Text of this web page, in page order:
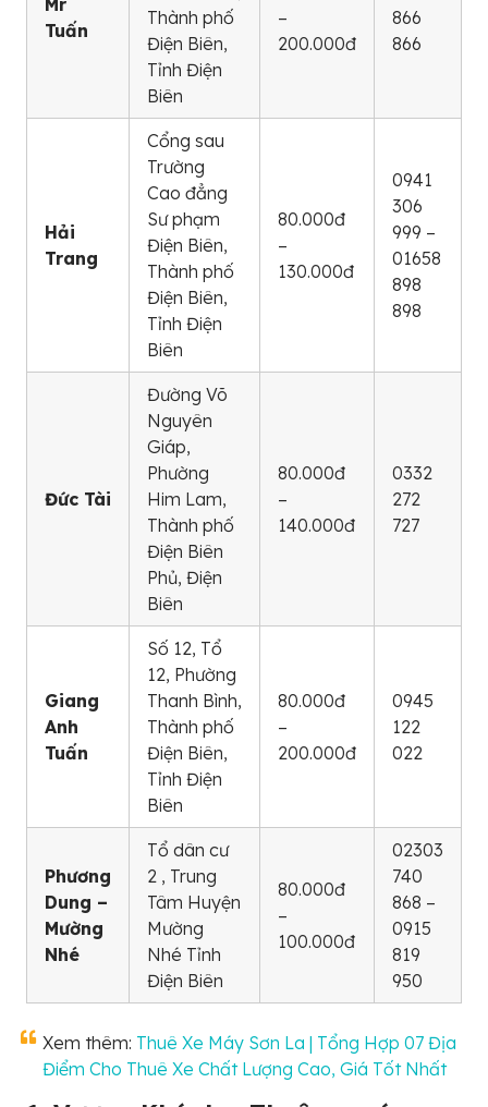
Tuấn
Thành phố
Điện Biên,
Tỉnh Điện
Biên
–
200.000đ
866
866
Hải
Trang
Cổng sau
Trường
Cao đẳng
Sư phạm
Điện Biên,
Thành phố
Điện Biên,
Tỉnh Điện
Biên
80.000đ
–
130.000đ
0941
306
999 –
01658
898
898
Đức Tài
Đường Võ
Nguyên
Giáp,
Phường
Him Lam,
Thành phố
Điện Biên
Phủ, Điện
Biên
80.000đ
–
140.000đ
0332
272
727
Giang
Anh
Tuấn
Số 12, Tổ
12, Phường
Thanh Bình,
Thành phố
Điện Biên,
Tỉnh Điện
Biên
80.000đ
–
200.000đ
0945
122
022
Phương
Dung –
Mường
Nhé
Tổ dân cư
2 , Trung
Tâm Huyện
Mường
Nhé Tỉnh
Điện Biên
80.000đ
–
100.000đ
02303
740
868 –
0915
819
950
Xem thêm: Thuê Xe Máy Sơn La | Tổng Hợp 07 Địa
Điểm Cho Thuê Xe Chất Lượng Cao, Giá Tốt Nhất